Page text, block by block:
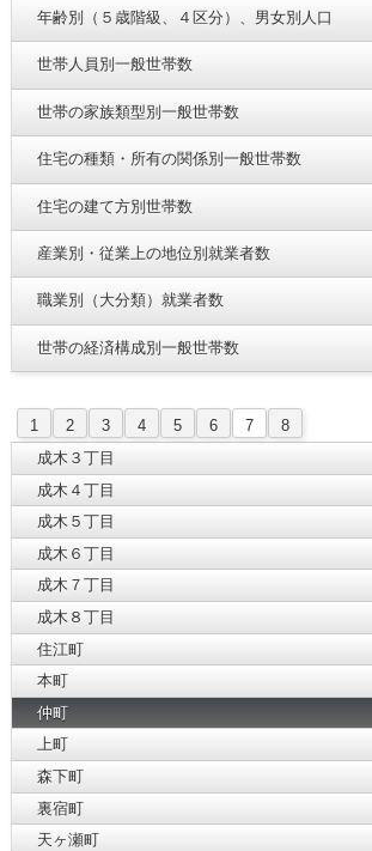
年齢別（５歳階級、４区分）、男女別人口
世帯人員別一般世帯数
世帯の家族類型別一般世帯数
住宅の種類・所有の関係別一般世帯数
住宅の建て方別世帯数
産業別・従業上の地位別就業者数
職業別（大分類）就業者数
世帯の経済構成別一般世帯数
1 2 3 4 5 6 7
8
成木３丁目
成木４丁目
成木５丁目
成木６丁目
成木７丁目
成木８丁目
住江町
本町
仲町
上町
森下町
裏宿町
天ヶ瀬町